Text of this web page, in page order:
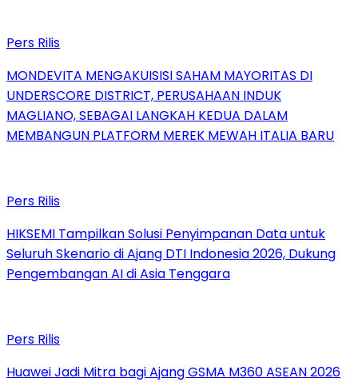
Pers Rilis
MONDEVITA MENGAKUISISI SAHAM MAYORITAS DI
UNDERSCORE DISTRICT, PERUSAHAAN INDUK
MAGLIANO, SEBAGAI LANGKAH KEDUA DALAM
MEMBANGUN PLATFORM MEREK MEWAH ITALIA BARU
Pers Rilis
HIKSEMI Tampilkan Solusi Penyimpanan Data untuk
Seluruh Skenario di Ajang DTI Indonesia 2026, Dukung
Pengembangan AI di Asia Tenggara
Pers Rilis
Huawei Jadi Mitra bagi Ajang GSMA M360 ASEAN 2026